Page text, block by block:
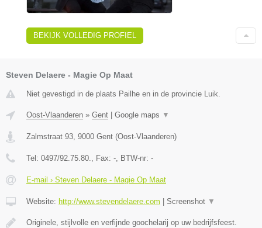
BEKIJK VOLLEDIG PROFIEL
Steven Delaere - Magie Op Maat
Niet gevestigd in de plaats Pailhe en in de provincie Luik.
Oost-Vlaanderen » Gent | Google maps ▼
Zalmstraat 93 9000 Gent (Oost-Vlaanderen)
Tel: 0497/92.75.80. , Fax: - , BTW-nr: -
E-mail › Steven Delaere - Magie Op Maat
Website: http://www.stevendelaere.com | Screenshot ▼
Originele, stijlvolle en verfijnde goochelarij op uw bedrijfsfeest.